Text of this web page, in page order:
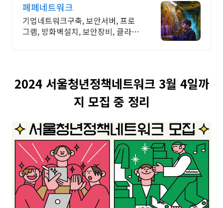
페페네트워크
기업네트워크구축, 보안서버, 프로
그램, 방화벽설치, 보안장비, 클라우
2024 서울청년정책네트워크 3월 4일까
지 모집 중 정리